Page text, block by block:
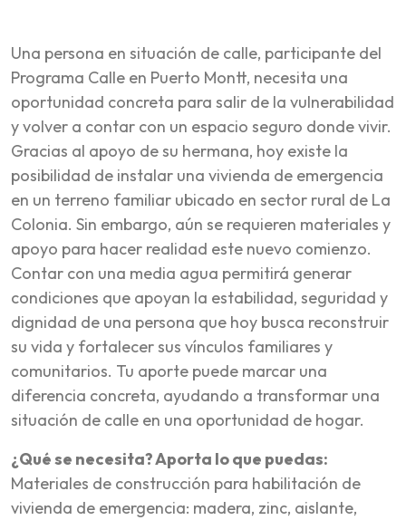
Una persona en situación de calle, participante del
Programa Calle en Puerto Montt, necesita una
oportunidad concreta para salir de la vulnerabilidad
y volver a contar con un espacio seguro donde vivir.
Gracias al apoyo de su hermana, hoy existe la
posibilidad de instalar una vivienda de emergencia
en un terreno familiar ubicado en sector rural de La
Colonia. Sin embargo, aún se requieren materiales y
apoyo para hacer realidad este nuevo comienzo.
Contar con una media agua permitirá generar
condiciones que apoyan la estabilidad, seguridad y
dignidad de una persona que hoy busca reconstruir
su vida y fortalecer sus vínculos familiares y
comunitarios. Tu aporte puede marcar una
diferencia concreta, ayudando a transformar una
situación de calle en una oportunidad de hogar.
¿Qué se necesita? Aporta lo que puedas:
Materiales de construcción para habilitación de
vivienda de emergencia: madera, zinc, aislante,